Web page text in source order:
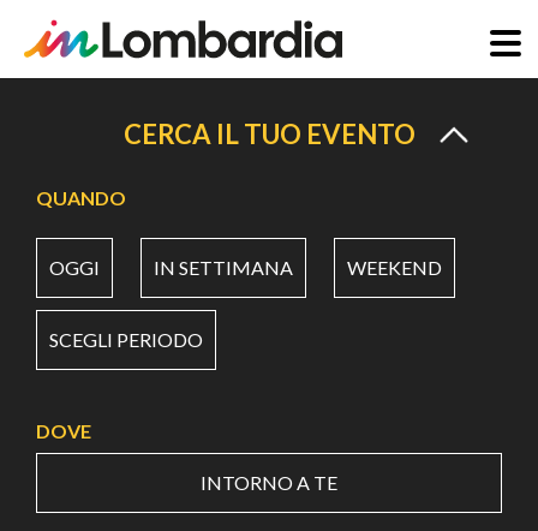
principale
CERCA IL TUO EVENTO
QUANDO
OGGI IN SETTIMANA WEEKEND
SCEGLI PERIODO
DOVE
INTORNO A TE